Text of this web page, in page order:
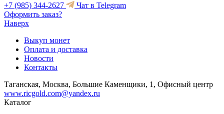
+7 (985) 344-2627
Чат в Telegram
Оформить заказ?
Наверх
Выкуп монет
Оплата и доставка
Новости
Контакты
Таганская, Москва, Большие Каменщики, 1, Офисный центр
www.ricgold.com@yandex.ru
Каталог